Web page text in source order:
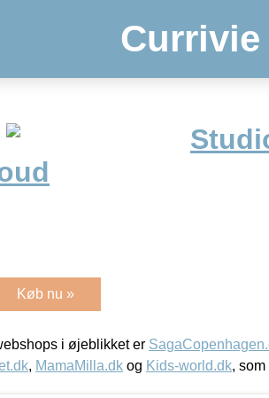
Currivie
Køb nu »
i øjeblikket er
, MamaMilla.dk og Kids-world.dk,